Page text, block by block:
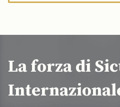
La forza di